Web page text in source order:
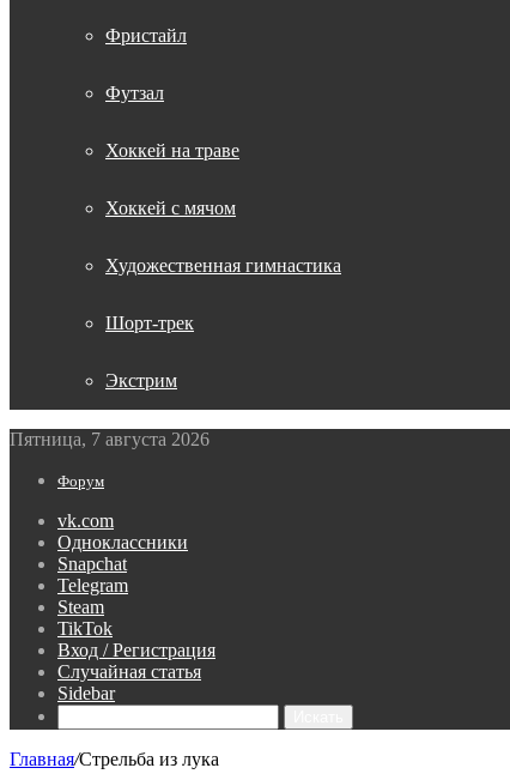
Фристайл
Футзал
Хоккей на траве
Хоккей с мячом
Художественная гимнастика
Шорт-трек
Экстрим
Пятница, 7 августа 2026
Форум
vk.com
Одноклассники
Snapchat
Telegram
Steam
TikTok
Вход / Регистрация
Случайная статья
Sidebar
Главная/Стрельба из лука